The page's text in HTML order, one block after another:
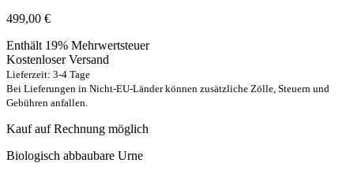
499,00 €
Enthält 19% Mehrwertsteuer
Kostenloser Versand
Lieferzeit: 3-4 Tage
Bei Lieferungen in Nicht-EU-Länder können zusätzliche Zölle, Steuern und
Gebühren anfallen.
Kauf auf Rechnung möglich
Biologisch abbaubare Urne